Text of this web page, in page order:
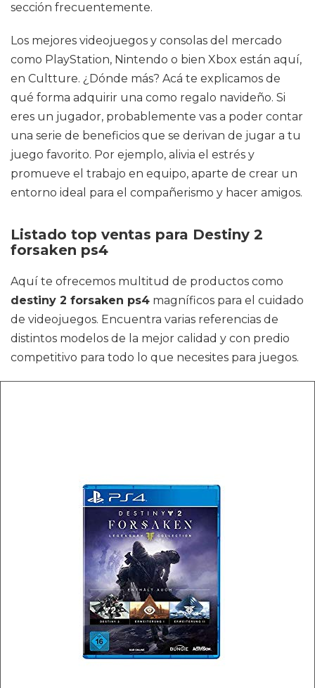
sección frecuentemente.
Los mejores videojuegos y consolas del mercado
como PlayStation, Nintendo o bien Xbox están aquí,
en Cultture. ¿Dónde más? Acá te explicamos de
qué forma adquirir una como regalo navideño. Si
eres un jugador, probablemente vas a poder contar
una serie de beneficios que se derivan de jugar a tu
juego favorito. Por ejemplo, alivia el estrés y
promueve el trabajo en equipo, aparte de crear un
entorno ideal para el compañerismo y hacer amigos.
Listado top ventas para Destiny 2
forsaken ps4
Aquí te ofrecemos multitud de productos como
destiny 2 forsaken ps4 magníficos para el cuidado
de videojuegos. Encuentra varias referencias de
distintos modelos de la mejor calidad y con predio
competitivo para todo lo que necesites para juegos.